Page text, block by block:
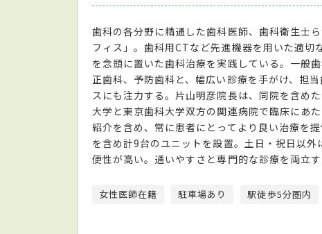
歯科の各分野に精通した歯科医師、歯科衛生士
フィス」。歯科用CTなど先進機器を用いた適切
を念頭に置いた歯科治療を実践している。一般
正歯科、予防歯科と、幅広い診療を手がけ、担
スにも注力する。片山明彦院長は、同院を含め
大学と東京歯科大学双方の関連病院で臨床にあ
紹介を含め、常に患者にとってより良い治療を
を含め計9台のユニットを設置。土日・祝日以
便性が高い。通いやすさと専門的な診療を両立す
女性医師在籍 駐車場あり 駅徒歩5分圏内